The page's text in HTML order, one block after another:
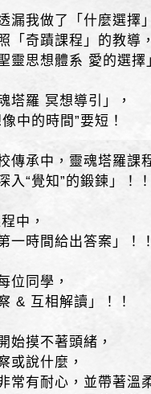
漏我做了「什麼選擇
「奇蹟課程」的教導
靈思想體系 愛的選擇
塔羅 冥想導引」，
中的時間”要短！
傳承中，靈魂塔羅課
入“覺知”的鍛鍊」！
中，
一時間給出答案」！
位同學，
& 互相解讀」！！
始摸不著頭緒，
或說什麼，
常有耐心，並帶著溫